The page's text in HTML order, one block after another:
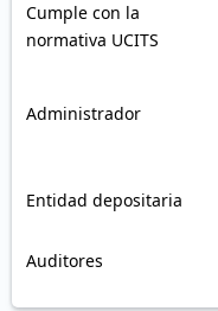
Cumple con la
normativa UCITS
Administrador
Entidad depositaria
Auditores